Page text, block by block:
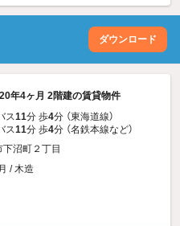
ダウンロード
年4ヶ月 2階建の賃貸物件
ス11分 歩4分 （東海道線）
ス11分 歩4分 （名鉄本線など）
沼町２丁目
/ 木造